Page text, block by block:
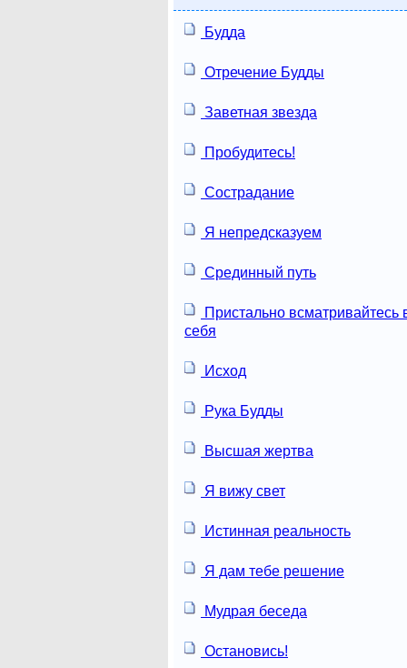
Будда
Отречение Будды
Заветная звезда
Пробудитесь!
Сострадание
Я непредсказуем
Срединный путь
Пристально всматривайтесь
себя
Исход
Рука Будды
Высшая жертва
Я вижу свет
Истинная реальность
Я дам тебе решение
Мудрая беседа
Остановись!